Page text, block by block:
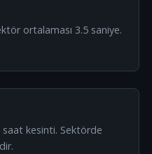
ortalaması 3.5 saniye.
saat kesinti. Sektörde